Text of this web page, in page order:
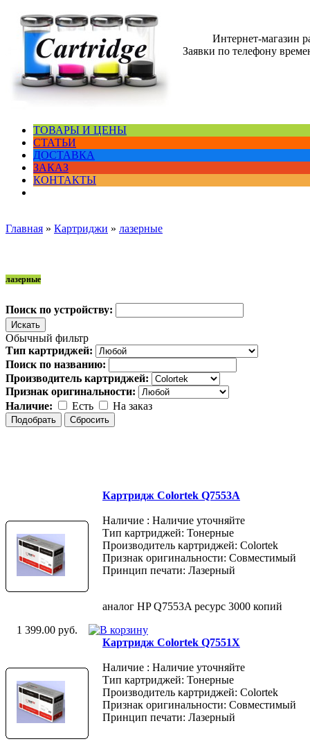
Интернет-магазин
Заявки по телефону
ТОВАРЫ И ЦЕНЫ
СТАТЬИ
ДОСТАВКА
ЗАКАЗ
КОНТАКТЫ
Главная » Картриджи » лазерные
лазерные
Поиск по устройству:
Обычный фильтр
Тип картриджей:
Поиск по названию:
Производитель картриджей:
Признак оригинальности:
Наличие:
Есть На заказ
Картридж Colortek Q7553A
Наличие : Наличие уточняйте
Тип картриджей: Тонерные
Производитель картриджей: Colortek
Признак оригинальности: Совместимый
Принцип печати: Лазерный
аналог HP Q7553A ресурс 3000 копий
1 399.00 руб.
Картридж Colortek Q7551X
Наличие : Наличие уточняйте
Тип картриджей: Тонерные
Производитель картриджей: Colortek
Признак оригинальности: Совместимый
Принцип печати: Лазерный